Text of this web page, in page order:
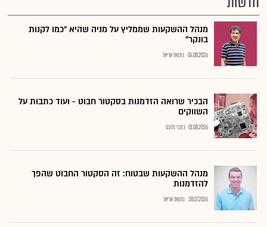
מנהל ההשקעות שממליץ על מניה שהיא "כמו לקנות
בונקר"
04.08.2026 נתנאל אריאל
הבכיר שרואה הזדמנות בסקטור חבוט - ועוד כתבות על
השווקים
01.08.2026 כתבי גלובס
מנהל ההשקעות שבטוח: זה הסקטור החבוט שהפך
להזדמנות
28.07.2026 נתנאל אריאל